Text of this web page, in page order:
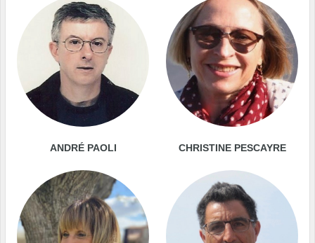
ANDRÉ PAOLI CHRISTINE PESCAYRE